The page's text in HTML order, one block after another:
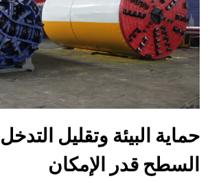
حماية البيئة وتقليل
السطح قدر الإمكان